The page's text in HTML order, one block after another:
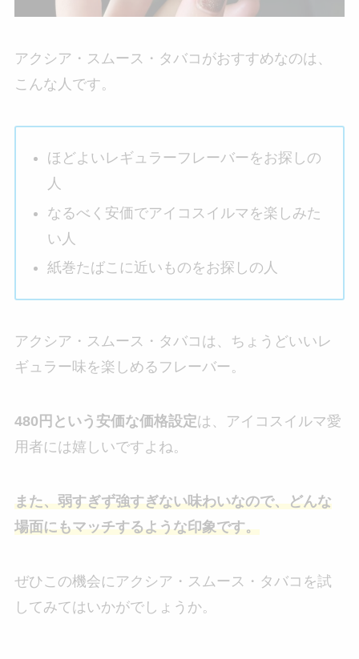
アクシア・スムース・タバコがおすすめなのは、
こんな人です。
ほどよいレギュラーフレーバーをお探しの
人
なるべく安価でアイコスイルマを楽しみた
い人
紙巻たばこに近いものをお探しの人
アクシア・スムース・タバコは、ちょうどいいレ
ギュラー味を楽しめるフレーバー。
480円という安価な価格設定は、アイコスイルマ愛
用者には嬉しいですよね。
また、弱すぎず強すぎない味わいなので、どんな
場面にもマッチするような印象です。
ぜひこの機会にアクシア・スムース・タバコを試
してみてはいかがでしょうか。